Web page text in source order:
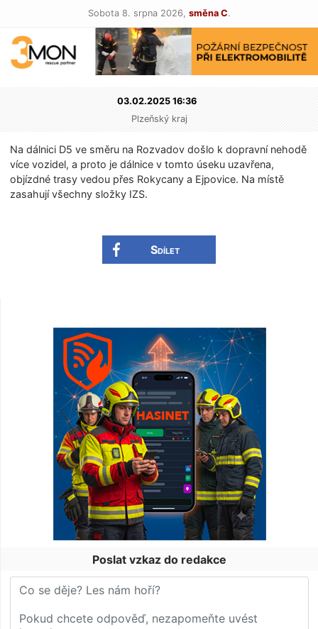
Sobota 8. srpna 2026, směna C.
03.02.2025 16:36
Plzeňský kraj
Na dálnici D5 ve směru na Rozvadov došlo k dopravní nehodě
více vozidel, a proto je dálnice v tomto úseku uzavřena,
objízdné trasy vedou přes Rokycany a Ejpovice. Na místě
zasahují všechny složky IZS.
Sdílet
Poslat vzkaz do redakce